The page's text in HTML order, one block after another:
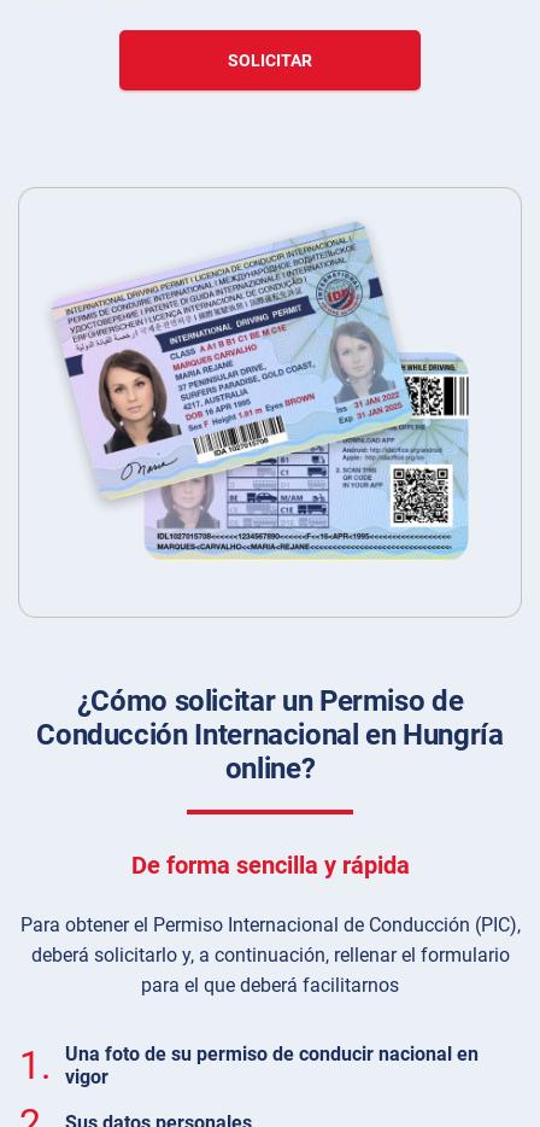
SOLICITAR
¿Cómo solicitar un Permiso de
Conducción Internacional en Hungría
online?
De forma sencilla y rápida
Para obtener el Permiso Internacional de Conducción (PIC),
deberá solicitarlo y, a continuación, rellenar el formulario
para el que deberá facilitarnos
1.
Una foto de su permiso de conducir nacional en
vigor